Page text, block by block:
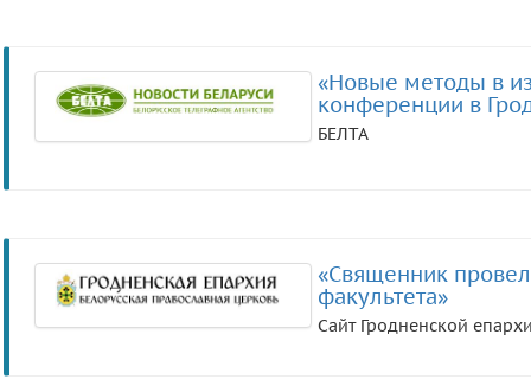
«Новые методы в
конференции в
БЕЛТА
«Священник
факультета»
Сайт Гродненской